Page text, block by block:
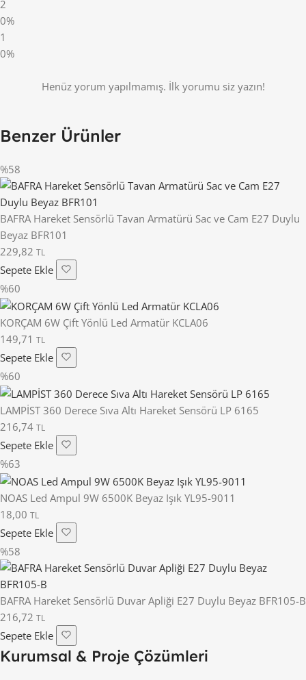
2
0%
1
0%
Henüz yorum yapılmamış. İlk yorumu siz yazın!
Benzer Ürünler
%58
BAFRA Hareket Sensörlü Tavan Armatürü Sac ve Cam E27 Duylu
Beyaz BFR101
229,82 TL
Sepete Ekle
%60
KORÇAM 6W Çift Yönlü Led Armatür KCLA06
149,71 TL
Sepete Ekle
%60
LAMPİST 360 Derece Sıva Altı Hareket Sensörü LP 6165
216,74 TL
Sepete Ekle
%63
NOAS Led Ampul 9W 6500K Beyaz Işık YL95-9011
18,00 TL
Sepete Ekle
%58
BAFRA Hareket Sensörlü Duvar Apliği E27 Duylu Beyaz BFR105-B
216,72 TL
Sepete Ekle
Kurumsal & Proje Çözümleri